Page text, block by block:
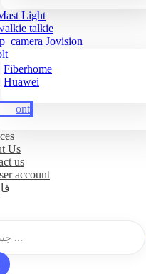
Light
talkie
Jovision
Fiberhome
Huawei
ont
Us
us
account